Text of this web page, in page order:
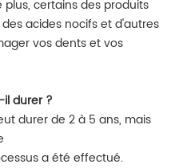
certains des produits
acides nocifs et d'autres
vos dents et vos
durer ?
durer de 2 à 5 ans, mais
a été effectué.